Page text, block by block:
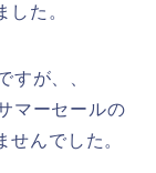
た。
すが、、
マーセールの
んでした。